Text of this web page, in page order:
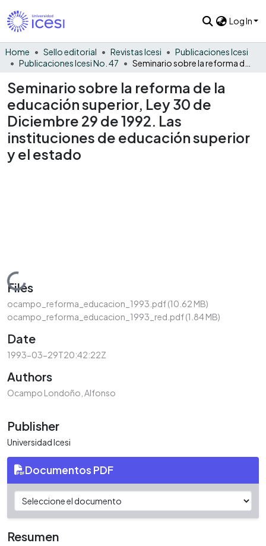
Log In
Home Sello editorial Revistas Icesi
Publicaciones Icesi
Publicaciones Icesi No. 47
Seminario sobre la reforma de la
educación superior, Ley 30 de
Diciembre 29 de 1992. Las
instituciones de educación superior
y el estado
Loading...
Files
ocampo_reforma_educacion_1993.pdf(10.62 MB)
ocampo_reforma_educacion_1993_red.pdf(1.84 MB)
Date
1993-03-29T20:42:22Z
Authors
Ocampo Londoño, Alfonso
Publisher
Universidad Icesi
Documentos PDF
Resumen